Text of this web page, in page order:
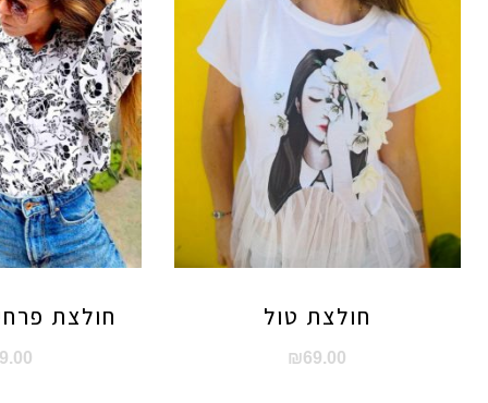
חולצת חולצת טול
₪69.00